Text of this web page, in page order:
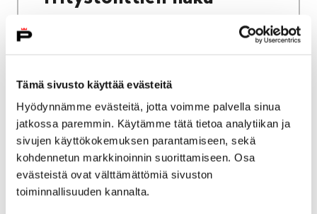
Tämä sivusto käyttää evästeitä
Hyödynnämme evästeitä, jotta voimme palvella sinua
jatkossa paremmin. Käytämme tätä tietoa analytiikan ja
sivujen käyttökokemuksen parantamiseen, sekä
kohdennetun markkinoinnin suorittamiseen. Osa
evästeistä ovat välttämättömiä sivuston
toiminnallisuuden kannalta.
Sähköinen asiointi ja lomakkeet
Työ ja yrittäminen
Porin kaupunki työnantajana
Porin kaupungin avoimet työpaikat
Porin kaupungin avoimet